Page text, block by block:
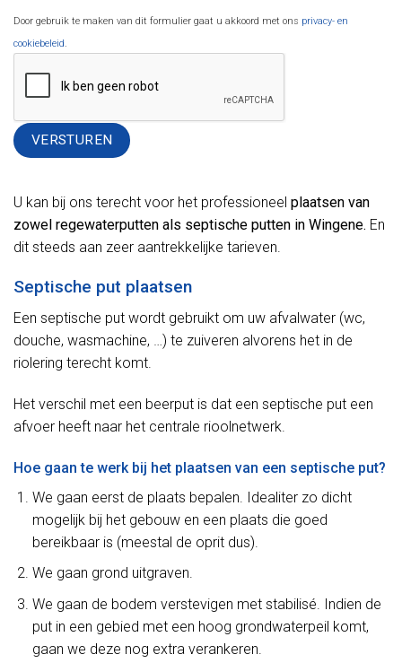
Door gebruik te maken van dit formulier gaat u akkoord met ons privacy- en
cookiebeleid.
U kan bij ons terecht voor het professioneel plaatsen van
zowel regewaterputten als septische putten in Wingene. En
dit steeds aan zeer aantrekkelijke tarieven.
Septische put plaatsen
Een septische put wordt gebruikt om uw afvalwater (wc,
douche, wasmachine, …) te zuiveren alvorens het in de
riolering terecht komt.
Het verschil met een beerput is dat een septische put een
afvoer heeft naar het centrale rioolnetwerk.
Hoe gaan te werk bij het plaatsen van een septische put?
We gaan eerst de plaats bepalen. Idealiter zo dicht
mogelijk bij het gebouw en een plaats die goed
bereikbaar is (meestal de oprit dus).
We gaan grond uitgraven.
We gaan de bodem verstevigen met stabilisé. Indien de
put in een gebied met een hoog grondwaterpeil komt,
gaan we deze nog extra verankeren.